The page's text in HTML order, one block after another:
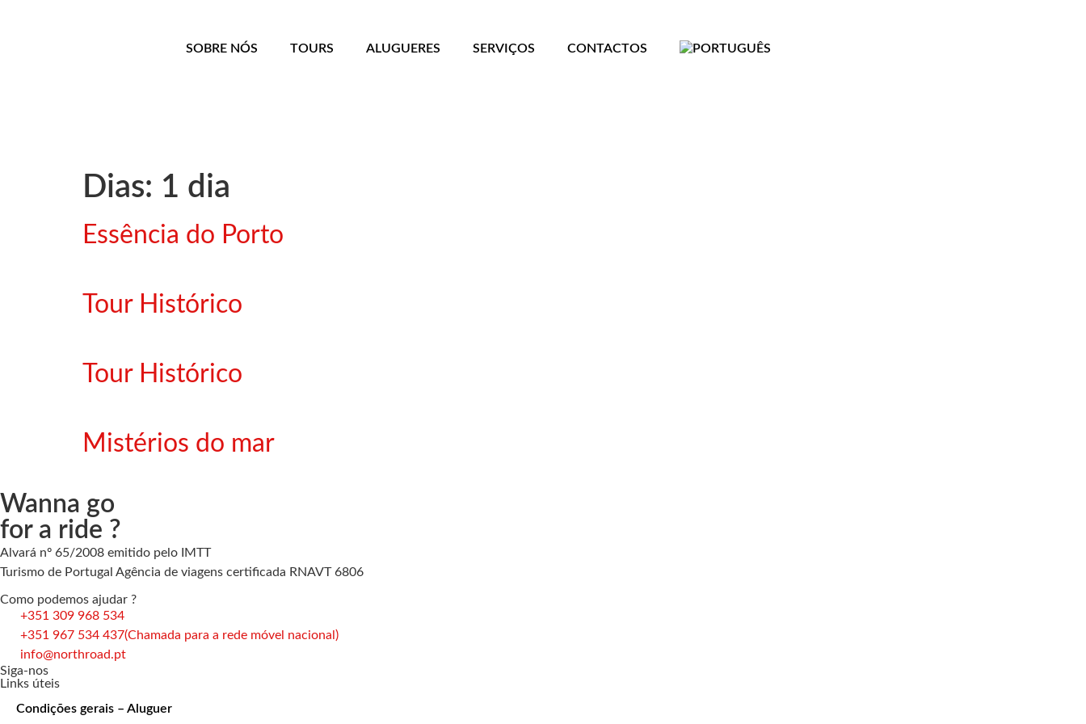
SOBRE NÓS TOURS ALUGUERES SERVIÇOS CONTACTOS
Dias: 1 dia
Essência do Porto
Tour Histórico
Tour Histórico
Mistérios do mar
Wanna go
for a ride ?
Alvará nº 65/2008 emitido pelo IMTT
Turismo de Portugal Agência de viagens certificada RNAVT 6806
Como podemos ajudar ?
+351 309 968 534
+351 967 534 437(Chamada para a rede móvel nacional)
info@northroad.pt
Siga-nos
Links úteis
Condições gerais – Aluguer